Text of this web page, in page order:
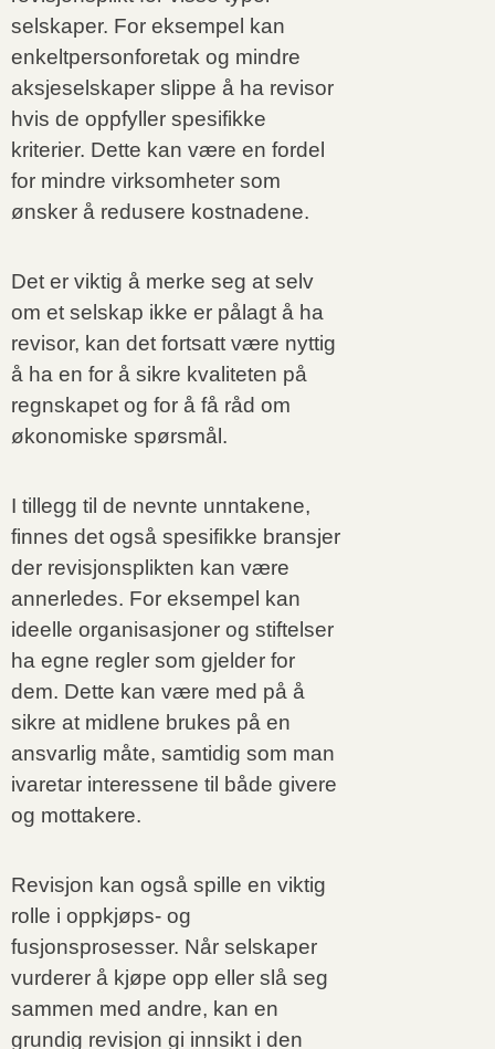
selskaper. For eksempel kan
enkeltpersonforetak og mindre
aksjeselskaper slippe å ha revisor
hvis de oppfyller spesifikke
kriterier. Dette kan være en fordel
for mindre virksomheter som
ønsker å redusere kostnadene.
Det er viktig å merke seg at selv
om et selskap ikke er pålagt å ha
revisor, kan det fortsatt være nyttig
å ha en for å sikre kvaliteten på
regnskapet og for å få råd om
økonomiske spørsmål.
I tillegg til de nevnte unntakene,
finnes det også spesifikke bransjer
der revisjonsplikten kan være
annerledes. For eksempel kan
ideelle organisasjoner og stiftelser
ha egne regler som gjelder for
dem. Dette kan være med på å
sikre at midlene brukes på en
ansvarlig måte, samtidig som man
ivaretar interessene til både givere
og mottakere.
Revisjon kan også spille en viktig
rolle i oppkjøps- og
fusjonsprosesser. Når selskaper
vurderer å kjøpe opp eller slå seg
sammen med andre, kan en
grundig revisjon gi innsikt i den